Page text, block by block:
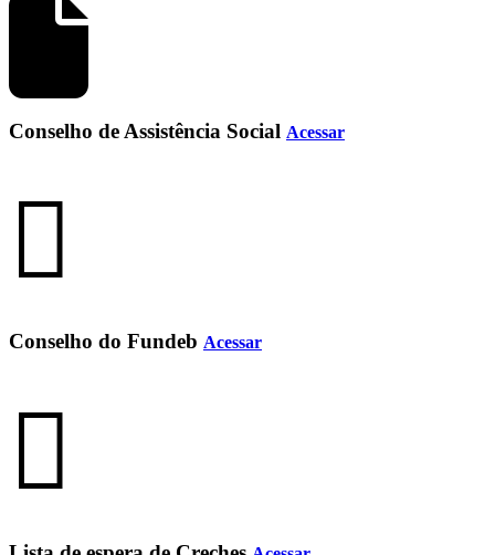
Conselho de Assistência Social Acessar
Conselho do Fundeb Acessar